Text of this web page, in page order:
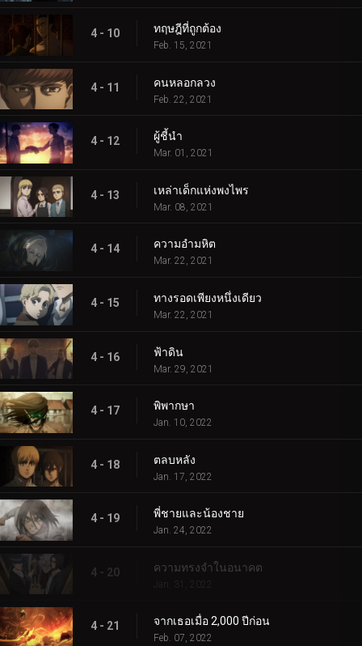
4 - 10 ทฤษฎีที่ถูกต้อง
Feb. 15, 2021
4 - 11 คนหลอกลวง
Feb. 22, 2021
4 - 12 ผู้ชี้นำ
Mar. 01, 2021
4 - 13 เหล่าเด็กแห่งพงไพร
Mar. 08, 2021
4 - 14 ความอำมหิต
Mar. 22, 2021
4 - 15 ทางรอดเพียงหนึ่งเดียว
Mar. 22, 2021
4 - 16 ฟ้าดิน
Mar. 29, 2021
4 - 17 พิพากษา
Jan. 10, 2022
4 - 18 ตลบหลัง
Jan. 17, 2022
4 - 19 พี่ชายและน้องชาย
Jan. 24, 2022
4 - 20 ความทรงจำในอนาคต
Jan. 31, 2022
4 - 21 จากเธอเมื่อ 2,000 ปีก่อน
Feb. 07, 2022